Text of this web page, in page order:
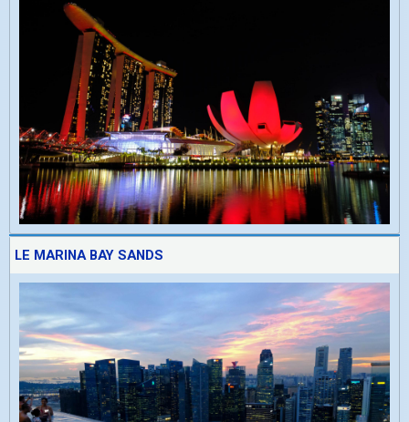
LE MARINA BAY SANDS